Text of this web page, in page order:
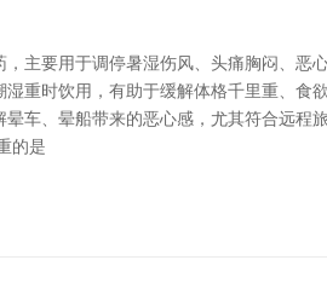
主要用于调停暑湿伤风、头痛胸闷、
重时饮用，有助于缓解体格千里重、食
车、晕船带来的恶心感，尤其符合远
的是